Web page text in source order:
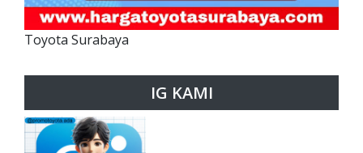
Toyota Surabaya
IG KAMI